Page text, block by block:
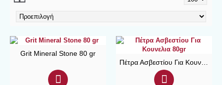
Grit Mineral Stone 80 gr